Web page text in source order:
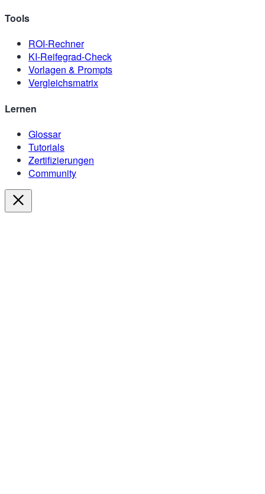
Tools
ROI-Rechner
KI-Reifegrad-Check
Vorlagen & Prompts
Vergleichsmatrix
Lernen
Glossar
Tutorials
Zertifizierungen
Community